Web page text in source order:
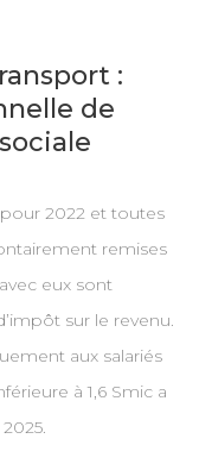
:
de
2022 et toutes
remises
eux sont
sur le revenu.
aux salariés
à 1,6 Smic a